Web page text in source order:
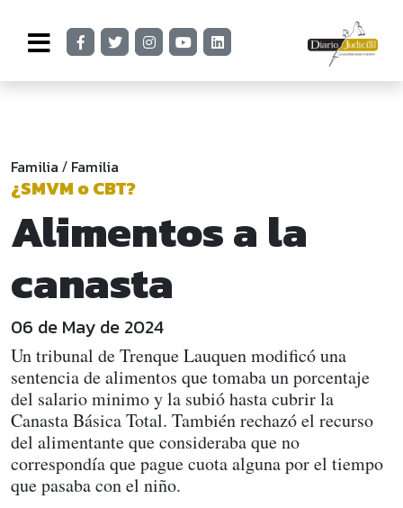
Familia / Familia
¿SMVM o CBT?
Alimentos a la
canasta
06 de May de 2024
Un tribunal de Trenque Lauquen modificó una
sentencia de alimentos que tomaba un porcentaje
del salario minimo y la subió hasta cubrir la
Canasta Básica Total. También rechazó el recurso
del alimentante que consideraba que no
correspondía que pague cuota alguna por el tiempo
que pasaba con el niño.